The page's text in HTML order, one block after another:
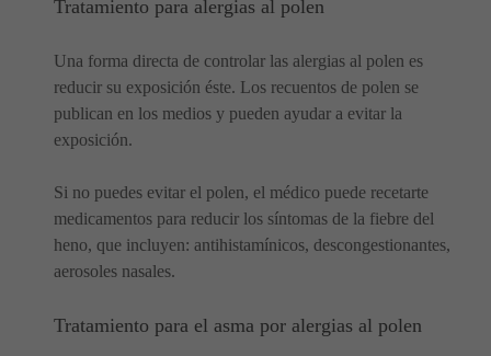
Tratamiento para alergias al polen
Una forma directa de controlar las alergias al polen es
reducir su exposición éste. Los recuentos de polen se
publican en los medios y pueden ayudar a evitar la
exposición.
Si no puedes evitar el polen, el médico puede recetarte
medicamentos para reducir los síntomas de la fiebre del
heno, que incluyen: antihistamínicos, descongestionantes,
aerosoles nasales.
Tratamiento para el asma por alergias al polen